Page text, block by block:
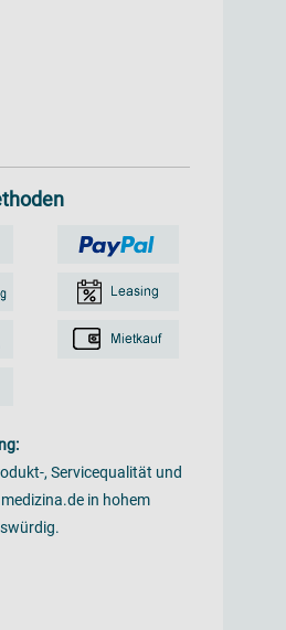
, Servicequalität und
in hohem